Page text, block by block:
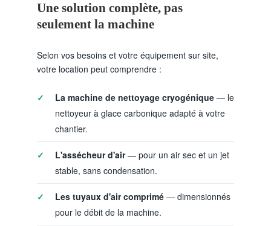
Une solution complète, pas
seulement la machine
Selon vos besoins et votre équipement sur site,
votre location peut comprendre :
La machine de nettoyage cryogénique— le
nettoyeur à glace carbonique adapté à votre
chantier.
L'assécheur d'air— pour un air sec et un jet
stable, sans condensation.
Les tuyaux d'air comprimé— dimensionnés
pour le débit de la machine.